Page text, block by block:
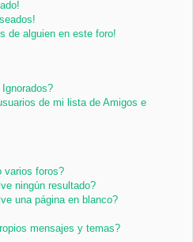
de alguien en este foro!
de mi lista de Amigos e
varios foros?
ningún resultado?
una página en blanco?
mensajes y temas?